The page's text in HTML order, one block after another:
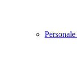
Personale